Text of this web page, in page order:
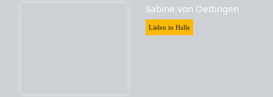
Sabine von Oettingen
Läden in Halle